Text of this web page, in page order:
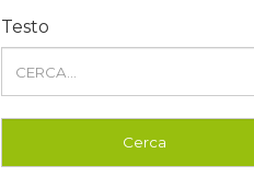
Testo